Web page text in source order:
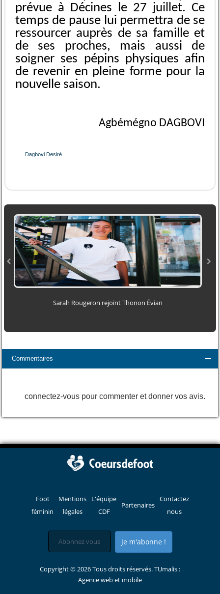
prévue à Décines le 27 juillet. Ce
temps de pause lui permettra de se
ressourcer auprès de sa famille et
de ses proches, mais aussi de
soigner ses pépins physiques afin
de revenir en pleine forme pour la
nouvelle saison.
Agbémégno DAGBOVI
Dagbovi Desiré
Sarah Rougeron rejoint Thonon Évian
Commentaires
connectez-vous pour commenter et donner vos avis.
Foot
féminin
Mentions
légales
L'équipe
CDF
Partenaires
Contactez
nous
Je m'abonne !
Copyright © 2026 Tous droits réservés. TUmalis :
Agence web et mobile